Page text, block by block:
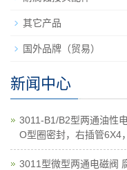
其它产品
国外品牌（贸易）
新闻中心
3011-B1/B2型两通油性
O型圈密封，右插管6X4
3011型微型两通电磁阀